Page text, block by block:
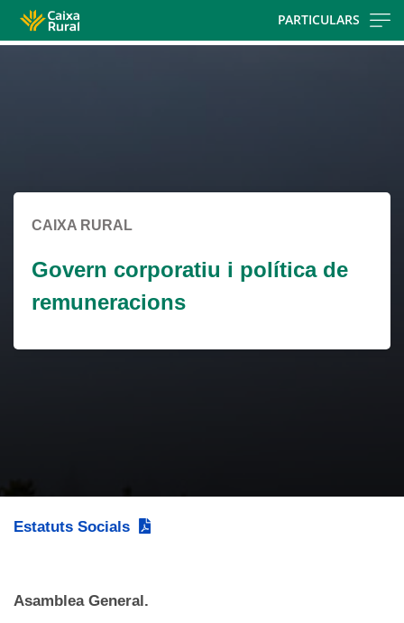
PARTICULARS
CAIXA RURAL
Govern corporatiu i política de
remuneracions
Estatuts Socials
Asamblea General.